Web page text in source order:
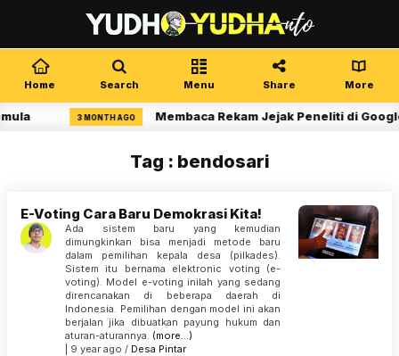
Home Search Menu Share More
3 MONTH AGO Membaca Rekam Jejak Peneliti di
Tag : bendosari
E-Voting Cara Baru Demokrasi Kita!
Ada sistem baru yang kemudian
dimungkinkan bisa menjadi metode baru
dalam pemilihan kepala desa (pilkades).
Sistem itu bernama elektronic voting (e-
voting). Model e-voting inilah yang sedang
direncanakan di beberapa daerah di
Indonesia. Pemilihan dengan model ini akan
berjalan jika dibuatkan payung hukum dan
aturan-aturannya. (more…)
| 9 year ago / Desa Pintar